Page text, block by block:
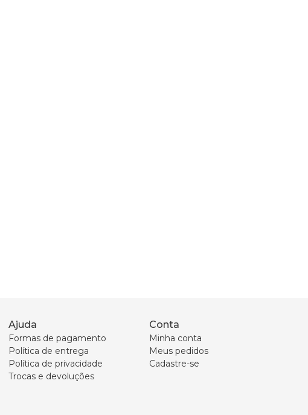
Ajuda
Formas de pagamento
Política de entrega
Política de privacidade
Trocas e devoluções
Conta
Minha conta
Meus pedidos
Cadastre-se